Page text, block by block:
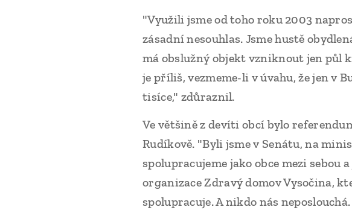
"Využili jsme od toho roku 2003
zásadní nesouhlas. Jsme hustě
má obslužný objekt vzniknout jen půl
je příliš, vezmeme-li v úvahu, že jen v
tisíce," zdůraznil.
Ve většině z devíti obcí bylo
Rudíkově. "Byli jsme v Senátu, na
spolupracujeme jako obce mezi
organizace Zdravý domov Vysočina,
spolupracuje. A nikdo nás